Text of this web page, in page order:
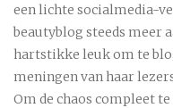
een lichte socialmedia-
beautyblog steeds meer
hartstikke leuk om te
meningen van haar
Om de chaos compleet